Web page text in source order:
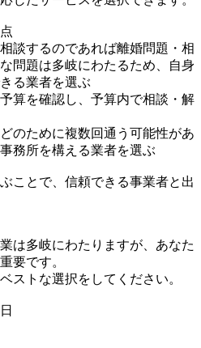
談するのであれば離婚問題・相
問題は多岐にわたるため、自身
る業者を選ぶ
算を確認し、予算内で相談・解
のために複数回通う可能性があ
務所を構える業者を選ぶ
ことで、信頼できる事業者と出
は多岐にわたりますが、あなた
要です。
ストな選択をしてください。